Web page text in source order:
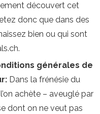
découvert cet
donc que dans des
bien ou qui sont
générales de
Dans la frénésie du
achète – aveuglé par
dont on ne veut pas